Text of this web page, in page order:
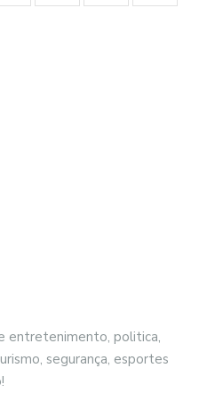
entretenimento, politica,
segurança, esportes